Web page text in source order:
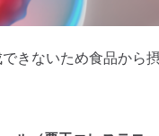
きないため食品から